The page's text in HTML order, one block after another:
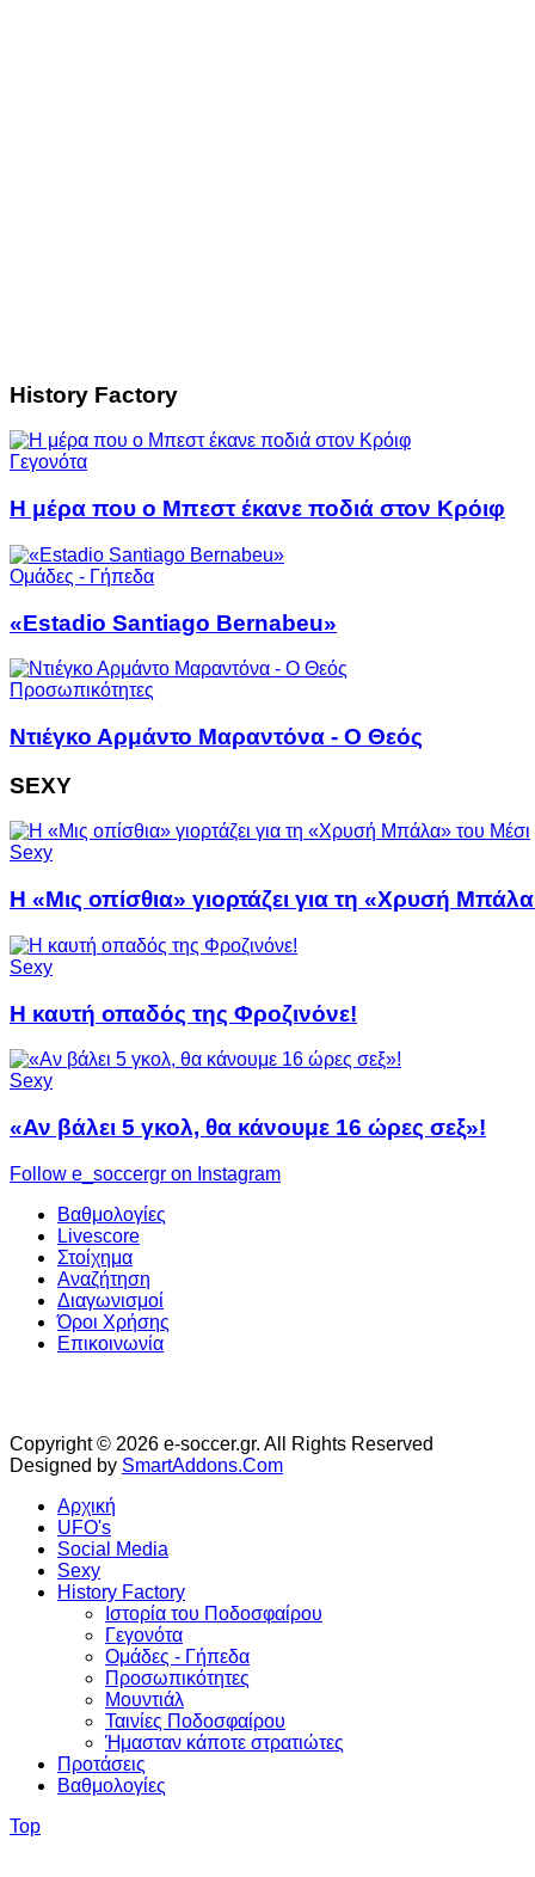
History Factory
Γεγονότα
Η μέρα που ο Μπεστ έκανε ποδιά στον Κρόιφ
Ομάδες - Γήπεδα
«Estadio Santiago Bernabeu»
Προσωπικότητες
Ντιέγκο Αρμάντο Μαραντόνα - Ο Θεός
SEXY
Sexy
Η «Μις οπίσθια» γιορτάζει για τη «Χρυσή
Sexy
Η καυτή οπαδός της Φροζινόνε!
Sexy
«Αν βάλει 5 γκολ, θα κάνουμε 16 ώρες σεξ»!
Follow e_soccergr on Instagram
Βαθμολογίες
Livescore
Στοίχημα
Αναζήτηση
Διαγωνισμοί
Όροι Χρήσης
Επικοινωνία
Copyright © 2026 e-soccer.gr. All Rights Reserved
Designed by SmartAddons.Com
Αρχική
UFO's
Social Media
Sexy
History Factory
Ιστορία του Ποδοσφαίρου
Γεγονότα
Ομάδες - Γήπεδα
Προσωπικότητες
Μουντιάλ
Ταινίες Ποδοσφαίρου
Ήμασταν κάποτε στρατιώτες
Προτάσεις
Βαθμολογίες
Top